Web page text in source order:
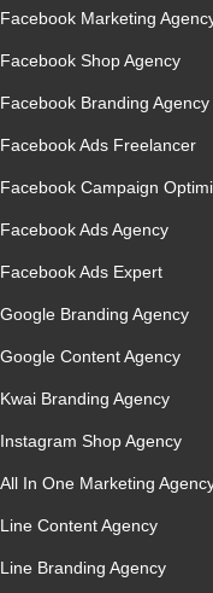
Facebook Marketing
Facebook Shop Agency
Facebook Branding Agency
Facebook Ads Freelancer
Facebook Campaign
Facebook Ads Agency
Facebook Ads Expert
Google Branding Agency
Google Content Agency
Kwai Branding Agency
Instagram Shop Agency
All In One Marketing
Line Content Agency
Line Branding Agency